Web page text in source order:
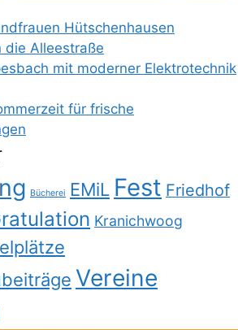
Hütschenhausen
die Alleestraße
mit moderner Elektrotechnik
für frische
Bücherei EMiL Fest Friedhof
Kranichwoog
Vereine